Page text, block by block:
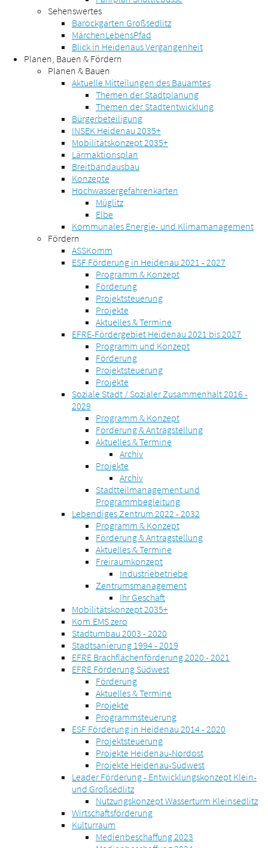
Sehenswertes
Barockgarten Großsedlitz
MärchenLebensPfad
Blick in Heidenaus Vergangenheit
Planen, Bauen & Fördern
Planen & Bauen
Aktuelle Mitteilungen des Bauamtes
Themen der Stadtplanung
Themen der Stadtentwicklung
Bürgerbeteiligung
INSEK Heidenau 2035+
Mobilitätskonzept 2035+
Lärmaktionsplan
Breitbandausbau
Konzepte
Hochwassergefahrenkarten
Müglitz
Elbe
Kommunales Energie- und Klimamanagement
Fördern
ASSKomm
ESF Förderung in Heidenau 2021 - 2027
Programm & Konzept
Förderung
Projektsteuerung
Projekte
Aktuelles & Termine
EFRE-Fördergebiet Heidenau 2021 bis 2027
Programm und Konzept
Förderung
Projektsteuerung
Projekte
Soziale Stadt / Sozialer Zusammenhalt 2016 -
2029
Programm & Konzept
Förderung & Antragstellung
Aktuelles & Termine
Archiv
Projekte
Archiv
Stadtteilmanagement und
Programmbegleitung
Lebendiges Zentrum 2022 - 2032
Programm & Konzept
Förderung & Antragstellung
Aktuelles & Termine
Freiraumkonzept
Industriebetriebe
Zentrumsmanagement
Ihr Geschäft
Mobilitätskonzept 2035+
Kom.EMS zero
Stadtumbau 2003 - 2020
Stadtsanierung 1994 - 2019
EFRE Brachflächenförderung 2020 - 2021
EFRE Förderung Südwest
Förderung
Aktuelles & Termine
Projekte
Programmsteuerung
ESF Förderung in Heidenau 2014 - 2020
Projektsteuerung
Projekte Heidenau-Nordost
Projekte Heidenau-Südwest
Leader Förderung - Entwicklungskonzept Klein-
und Großsedlitz
Nutzungskonzept Wasserturm Kleinsedlitz
Wirtschaftsförderung
Kulturraum
Medienbeschaffung 2023